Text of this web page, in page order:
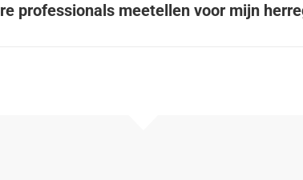
professionals meetellen voor mijn